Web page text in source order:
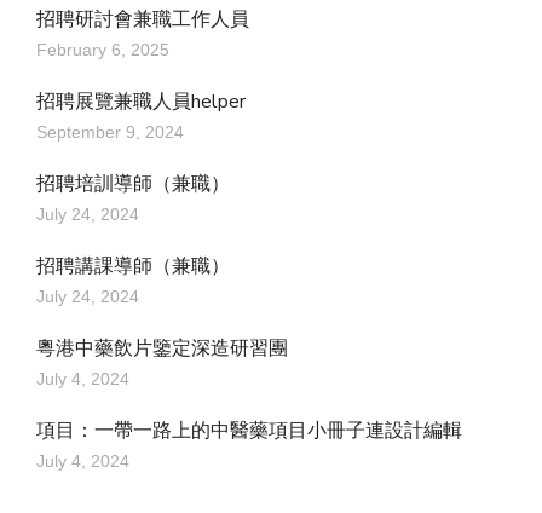
招聘研討會兼職工作人員
February 6, 2025
招聘展覽兼職人員helper
September 9, 2024
招聘培訓導師（兼職）
July 24, 2024
招聘講課導師（兼職）
July 24, 2024
粵港中藥飲片鑒定深造研習團
July 4, 2024
項目：一帶一路上的中醫藥項目小冊子連設計編輯
July 4, 2024